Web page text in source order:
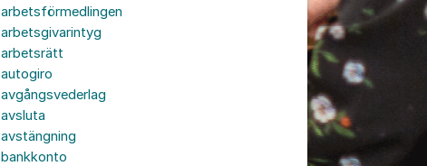
arbetsförmedlingen
arbetsgivarintyg
arbetsrätt
autogiro
avgångsvederlag
avsluta
avstängning
bankkonto